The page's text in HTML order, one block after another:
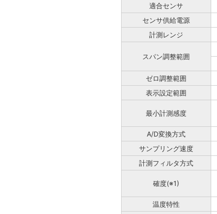
適合センサ
センサ供給電源
計測レンジ
スパン調整範囲
ゼロ調整範囲
表示設定範囲
最小計測感度
A/D変換方式
サンプリング速度
計測フィルタ方式
確度(※1)
温度特性